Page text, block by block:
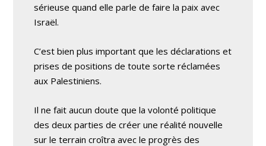
sérieuse quand elle parle de faire la paix avec
Israël.
C’est bien plus important que les déclarations et
prises de positions de toute sorte réclamées
aux Palestiniens.
Il ne fait aucun doute que la volonté politique
des deux parties de créer une réalité nouvelle
sur le terrain croîtra avec le progrès des